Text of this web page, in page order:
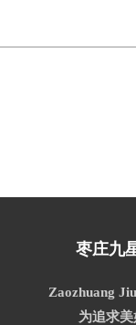
枣庄九
Zaozhuang
为追求